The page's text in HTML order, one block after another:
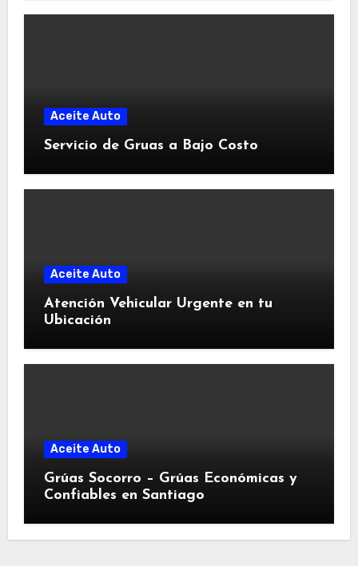
Aceite Auto
Servicio de Gruas a Bajo Costo
Aceite Auto
Atención Vehicular Urgente en tu
Ubicación
Aceite Auto
Grúas Socorro – Grúas Económicas y
Confiables en Santiago